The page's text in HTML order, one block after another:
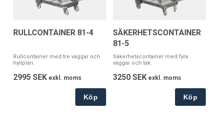
RULLCONTAINER 81-4
Rullcontainer med tre väggar och
hyllplan.
2995 SEK exkl. moms
Köp
SÄKERHETSCONTAINER
81-5
Säkerhetscontainer med fyra
väggar och tak.
3250 SEK exkl. moms
Köp